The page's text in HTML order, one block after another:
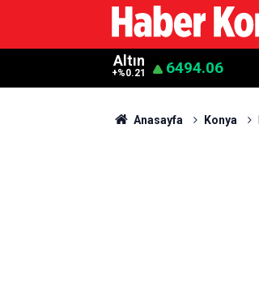
Altın
+%0.21 6494.06
Anasayfa Konya